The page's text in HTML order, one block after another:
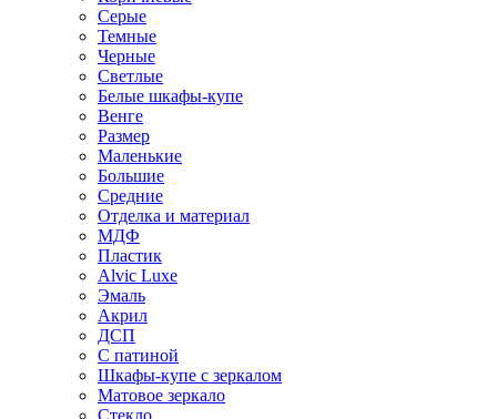
Серые
Темные
Черные
Светлые
Белые шкафы-купе
Венге
Размер
Маленькие
Большие
Средние
Отделка и материал
МДФ
Пластик
Alvic Luxe
Эмаль
Акрил
ДСП
С патиной
Шкафы-купе с зеркалом
Матовое зеркало
Стекло